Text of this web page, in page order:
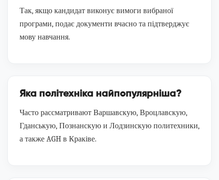
Так, якщо кандидат виконує вимоги вибраної
програми, подає документи вчасно та підтверджує
мову навчання.
Яка політехніка найпопулярніша?
Часто рассматривают Варшавскую, Вроцлавскую,
Гданськую, Познанскую и Лодзинскую политехники,
а также AGH в Краківе.